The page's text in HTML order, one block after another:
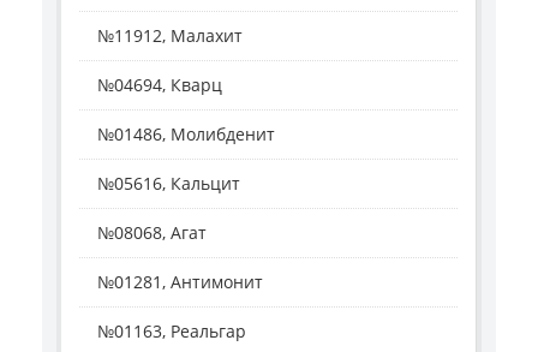
№11912, Малахит
№04694, Кварц
№01486, Молибденит
№05616, Кальцит
№08068, Агат
№01281, Антимонит
№01163, Реальгар